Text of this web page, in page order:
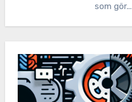
som gör…